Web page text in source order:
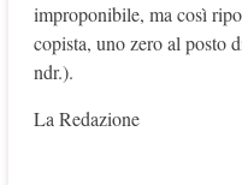
improponibile, ma così
copista, uno zero al posto
ndr.).
La Redazione